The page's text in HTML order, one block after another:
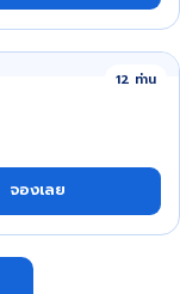
12 ท่าน
จองเลย